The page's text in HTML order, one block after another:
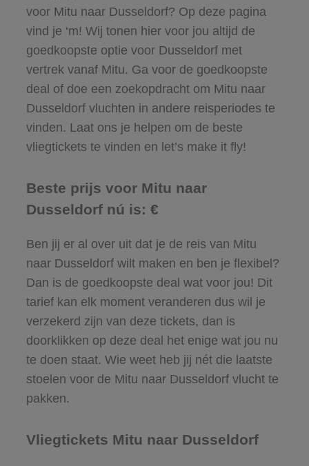
voor Mitu naar Dusseldorf? Op deze pagina
vind je ‘m! Wij tonen hier voor jou altijd de
goedkoopste optie voor Dusseldorf met
vertrek vanaf Mitu. Ga voor de goedkoopste
deal of doe een zoekopdracht om Mitu naar
Dusseldorf vluchten in andere reisperiodes te
vinden. Laat ons je helpen om de beste
vliegtickets te vinden en let’s make it fly!
Beste prijs voor Mitu naar
Dusseldorf nú is: €
Ben jij er al over uit dat je de reis van Mitu
naar Dusseldorf wilt maken en ben je flexibel?
Dan is de goedkoopste deal wat voor jou! Dit
tarief kan elk moment veranderen dus wil je
verzekerd zijn van deze tickets, dan is
doorklikken op deze deal het enige wat jou nu
te doen staat. Wie weet heb jij nét die laatste
stoelen voor de Mitu naar Dusseldorf vlucht te
pakken.
Vliegtickets Mitu naar Dusseldorf